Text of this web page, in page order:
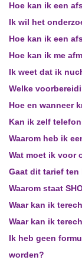
Hoe kan ik een
Ik wil het
Hoe kan ik een
Hoe kan ik me
Ik weet dat ik
Welke
Hoe en wanneer
Kan ik zelf
Waarom heb ik
Wat moet ik voor
Gaat dit tarief
Waarom staat
Waar kan ik
Waar kan ik
Ik heb geen
worden?